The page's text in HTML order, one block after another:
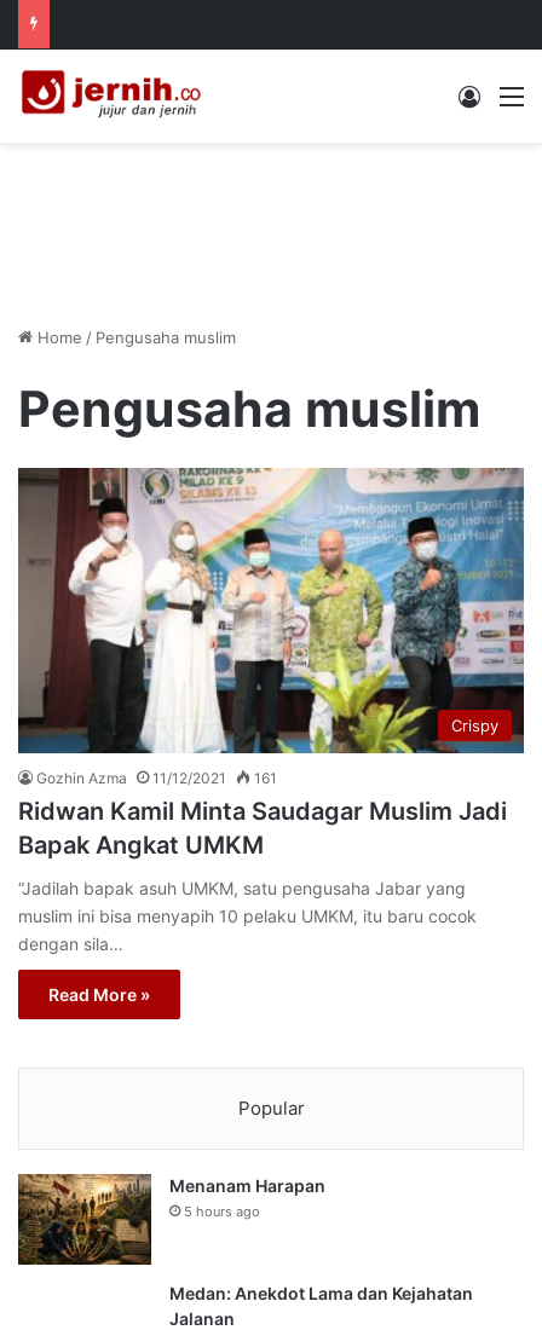
Log In
Home / Pengusaha muslim
Pengusaha muslim
Crispy
Gozhin Azma 11/12/2021 161
Ridwan Kamil Minta Saudagar Muslim Jadi
Bapak Angkat UMKM
“Jadilah bapak asuh UMKM, satu pengusaha Jabar yang
muslim ini bisa menyapih 10 pelaku UMKM, itu baru cocok
dengan sila…
Read More »
Popular
Menanam Harapan
5 hours ago
Medan: Anekdot Lama dan Kejahatan
Jalanan